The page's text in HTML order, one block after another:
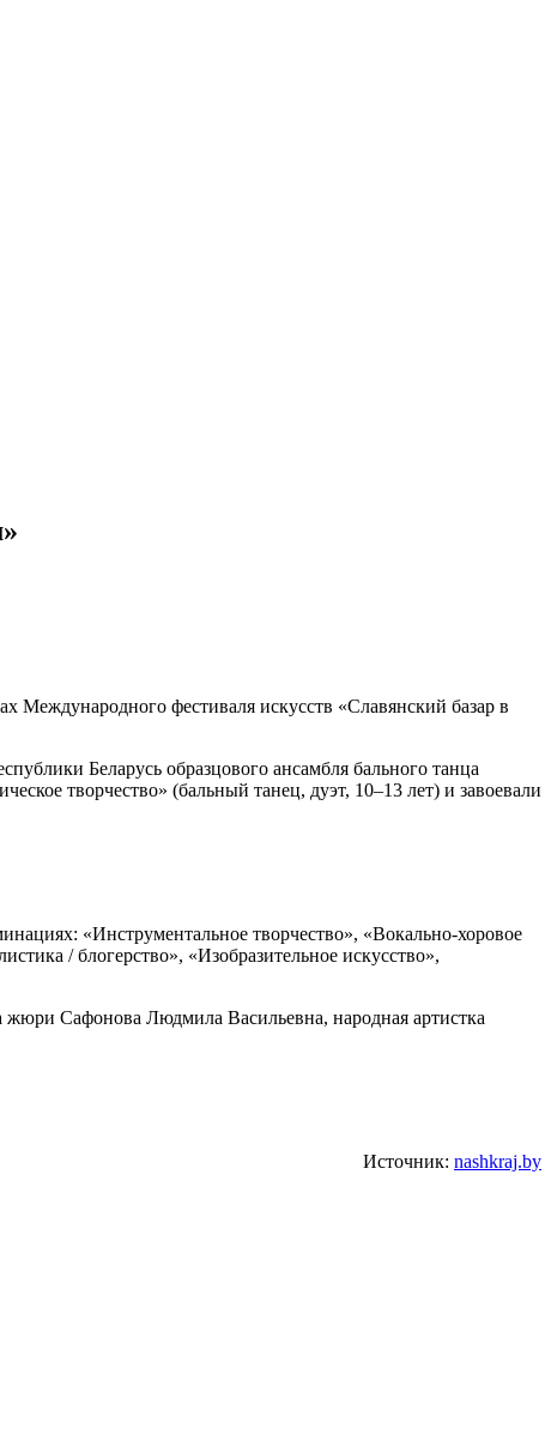
Международного фестиваля искусств «Славянский базар в
Беларусь образцового ансамбля бального танца
творчество» (бальный танец, дуэт, 10–13 лет) и завоевали
«Инструментальное творчество», «Вокально-хоровое
/ блогерство», «Изобразительное искусство»,
жюри Сафонова Людмила Васильевна, народная артистка
Источник: nashkraj.by